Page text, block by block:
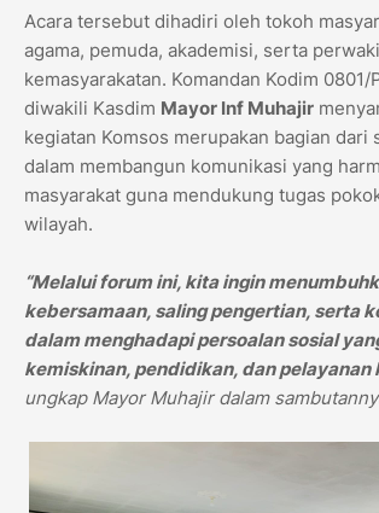
Acara tersebut dihadiri oleh tokoh
agama, pemuda, akademisi, serta
kemasyarakatan. Komandan Kodim 0801/
diwakili Kasdim Mayor Inf Muhajir
kegiatan Komsos merupakan bagian dari
dalam membangun komunikasi yang
masyarakat guna mendukung tugas
wilayah.
“Melalui forum ini, kita ingin
kebersamaan, saling pengertian, serta
dalam menghadapi persoalan sosial
kemiskinan, pendidikan, dan pelayanan
ungkap Mayor Muhajir dalam